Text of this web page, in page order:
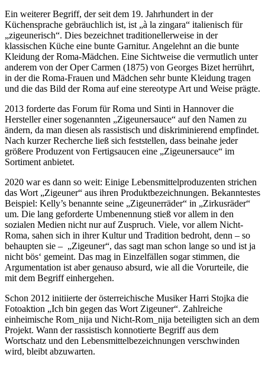
Ein weiterer Begriff, der seit dem 19. Jahrhundert in der
Küchensprache gebräuchlich ist, ist „à la zingara“ italienisch für
„zigeunerisch“. Dies bezeichnet traditionellerweise in der
klassischen Küche eine bunte Garnitur. Angelehnt an die bunte
Kleidung der Roma-Mädchen. Eine Sichtweise die vermutlich unter
anderem von der Oper Carmen (1875) von Georges Bizet herrührt,
in der die Roma-Frauen und Mädchen sehr bunte Kleidung tragen
und die das Bild der Roma auf eine stereotype Art und Weise prägte.
2013 forderte das Forum für Roma und Sinti in Hannover die
Hersteller einer sogenannten „Zigeunersauce“ auf den Namen zu
ändern, da man diesen als rassistisch und diskriminierend empfindet.
Nach kurzer Recherche ließ sich feststellen, dass beinahe jeder
größere Produzent von Fertigsaucen eine „Zigeunersauce“ im
Sortiment anbietet.
2020 war es dann so weit: Einige Lebensmittelproduzenten strichen
das Wort „Zigeuner“ aus ihren Produktbezeichnungen. Bekanntestes
Beispiel: Kelly’s benannte seine „Zigeunerräder“ in „Zirkusräder“
um. Die lang geforderte Umbenennung stieß vor allem in den
sozialen Medien nicht nur auf Zuspruch. Viele, vor allem Nicht-
Roma, sahen sich in ihrer Kultur und Tradition bedroht, denn – so
behaupten sie – „Zigeuner“, das sagt man schon lange so und ist ja
nicht bös‘ gemeint. Das mag in Einzelfällen sogar stimmen, die
Argumentation ist aber genauso absurd, wie all die Vorurteile, die
mit dem Begriff einhergehen.
Schon 2012 initiierte der österreichische Musiker Harri Stojka die
Fotoaktion „Ich bin gegen das Wort Zigeuner“. Zahlreiche
einheimische Rom_nija und Nicht-Rom_nija beteiligten sich an dem
Projekt. Wann der rassistisch konnotierte Begriff aus dem
Wortschatz und den Lebensmittelbezeichnungen verschwinden
wird, bleibt abzuwarten.